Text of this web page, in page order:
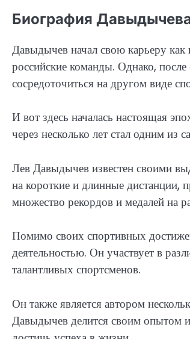
Биография
Давыдычев начал свою карьеру
российские команды. Однако,
сосредоточиться на другом виде
И вот здесь началась настоящая
через несколько лет стал одним
Лев Давыдычев известен своими
на короткие и длинные дистанции,
множество рекордов и медалей на
Помимо своих спортивных
деятельностью. Он участвует в
талантливых спортсменов.
Он также является автором
Давыдычев делится своим опытом